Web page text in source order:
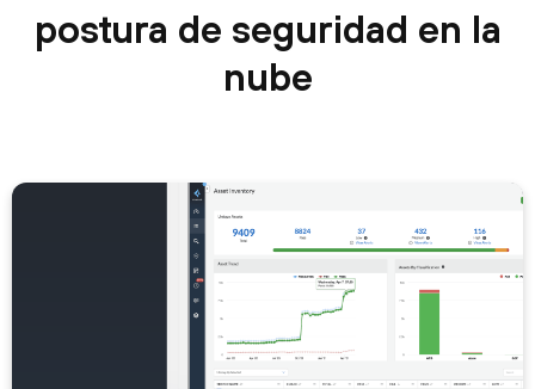
postura de seguridad en la
nube